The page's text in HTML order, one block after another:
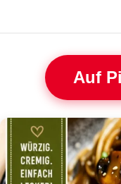
Auf